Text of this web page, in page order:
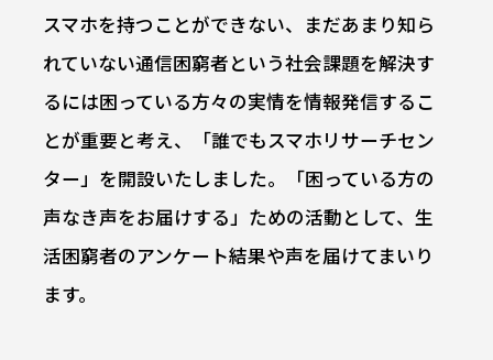
スマホを持つことができない、まだあまり知ら
れていない通信困窮者という社会課題を解決す
るには困っている方々の実情を情報発信するこ
とが重要と考え、「誰でもスマホリサーチセン
ター」を開設いたしました。「困っている方の
声なき声をお届けする」ための活動として、生
活困窮者のアンケート結果や声を届けてまいり
ます。